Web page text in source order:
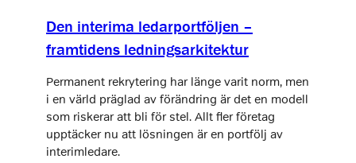
Den interima ledarportföljen –
framtidens ledningsarkitektur
Permanent rekrytering har länge varit norm, men
i en värld präglad av förändring är det en modell
som riskerar att bli för stel. Allt fler företag
upptäcker nu att lösningen är en portfölj av
interimledare.